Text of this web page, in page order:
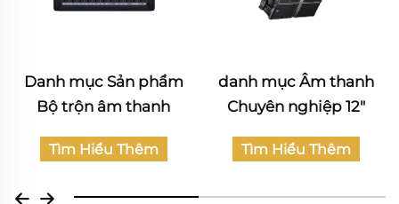
danh mục Âm thanh
Chuyên nghiệp 12"
Tìm Hiểu Thêm
Katalog sản phẩm Âm
thanh Dân dụng
Tìm Hiểu Thêm